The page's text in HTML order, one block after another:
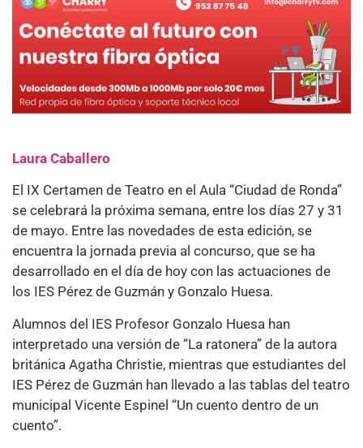
Laura Caballero
El IX Certamen de Teatro en el Aula “Ciudad de Ronda”
se celebrará la próxima semana, entre los días 27 y 31
de mayo. Entre las novedades de esta edición, se
encuentra la jornada previa al concurso, que se ha
desarrollado en el día de hoy con las actuaciones de
los IES Pérez de Guzmán y Gonzalo Huesa.
Alumnos del IES Profesor Gonzalo Huesa han
interpretado una versión de “La ratonera” de la autora
británica Agatha Christie, mientras que estudiantes del
IES Pérez de Guzmán han llevado a las tablas del teatro
municipal Vicente Espinel “Un cuento dentro de un
cuento”.